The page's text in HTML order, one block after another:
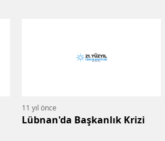
11 yıl önce
Lübnan'da Başkanlık Krizi